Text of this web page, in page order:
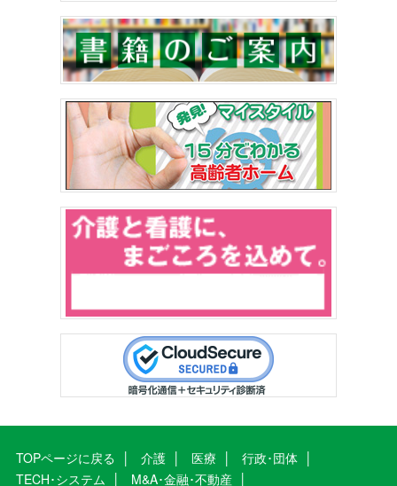
TOPページに戻る 介護 医療
行政･団体
TECH･システム
M&A･金融･不動産